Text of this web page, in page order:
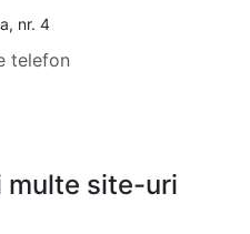
nr. 4
telefon
multe site-uri